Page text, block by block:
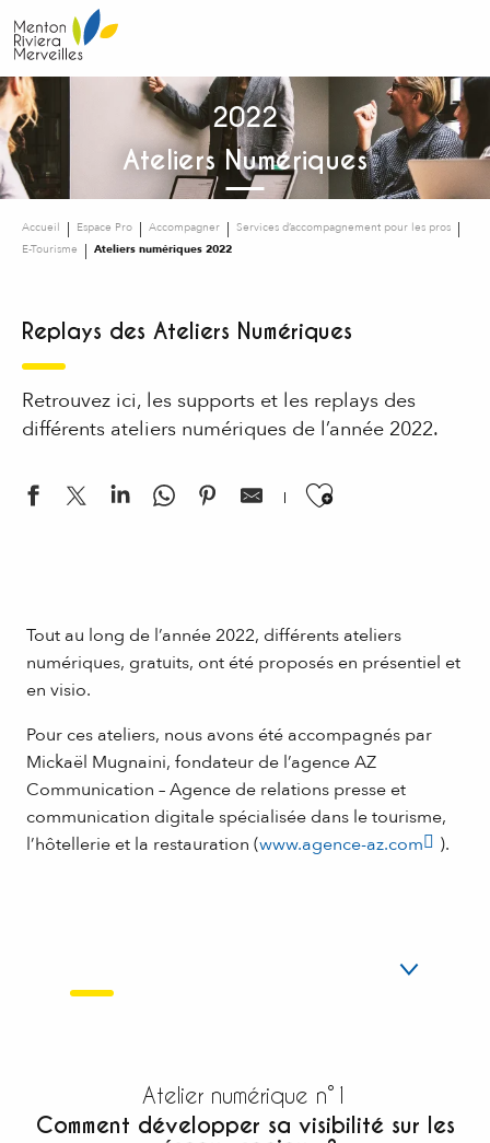
au
contenu
principal
2022
Ateliers Numériques
Accueil Espace Pro Accompagner
Services d’accompagnement pour les pros
E-Tourisme
Ateliers numériques 2022
Replays des Ateliers Numériques
Retrouvez ici, les supports et les replays des
différents ateliers numériques de l’année 2022.
Ajouter
Tout au long de l’année 2022, différents ateliers
numériques, gratuits, ont été proposés en présentiel et
en visio.
Pour ces ateliers, nous avons été accompagnés par
Mickaël Mugnaini, fondateur de l’agence AZ
Communication – Agence de relations presse et
communication digitale spécialisée dans le tourisme,
l’hôtellerie et la restauration (www.agence-az.com ).
Atelier numérique n°1
Comment développer sa visibilité sur les